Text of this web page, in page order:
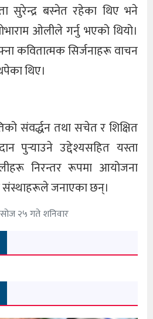
सुरेन्द्र बस्नेत रहेका थिए भने
ओलीले गर्नु भएको थियो।
कवितात्मक सिर्जनाहरू वाचन
थिए।
संवर्द्धन तथा सचेत र शिक्षित
पुर्‍याउने उद्देश्यसहित यस्ता
निरन्तर रूपमा आयोजना
जनाएका छन्।
२५ गते शनिवार